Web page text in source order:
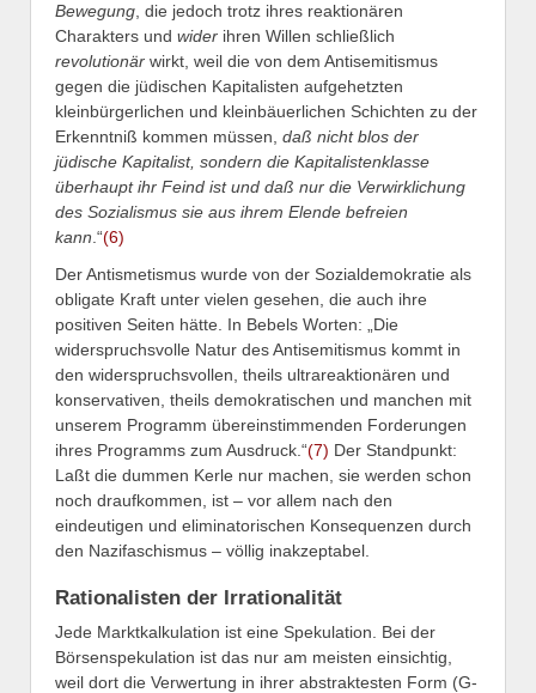
Bewegung , die jedoch trotz ihres reaktionären
Charakters und wider ihren Willen schließlich
revolutionär wirkt, weil die von dem Antisemitismus
gegen die jüdischen Kapitalisten aufgehetzten
kleinbürgerlichen und kleinbäuerlichen Schichten zu der
Erkenntniß kommen müssen, daß nicht blos der
jüdische Kapitalist, sondern die Kapitalistenklasse
überhaupt ihr Feind ist und daß nur die Verwirklichung
des Sozialismus sie aus ihrem Elende befreien
kann .“(6)
Der Antismetismus wurde von der Sozialdemokratie als
obligate Kraft unter vielen gesehen, die auch ihre
positiven Seiten hätte. In Bebels Worten: „Die
widerspruchsvolle Natur des Antisemitismus kommt in
den widerspruchsvollen, theils ultrareaktionären und
konservativen, theils demokratischen und manchen mit
unserem Programm übereinstimmenden Forderungen
ihres Programms zum Ausdruck.“(7) Der Standpunkt:
Laßt die dummen Kerle nur machen, sie werden schon
noch draufkommen, ist – vor allem nach den
eindeutigen und eliminatorischen Konsequenzen durch
den Nazifaschismus – völlig inakzeptabel.
Rationalisten der Irrationalität
Jede Marktkalkulation ist eine Spekulation. Bei der
Börsenspekulation ist das nur am meisten einsichtig,
weil dort die Verwertung in ihrer abstraktesten Form (G-